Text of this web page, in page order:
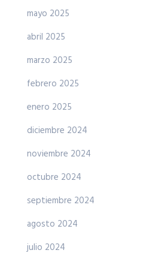
mayo 2025
abril 2025
marzo 2025
febrero 2025
enero 2025
diciembre 2024
noviembre 2024
octubre 2024
septiembre 2024
agosto 2024
julio 2024